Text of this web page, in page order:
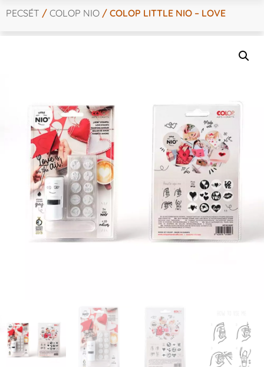
PECSÉT / COLOP NIO / COLOP LITTLE NIO – LOVE